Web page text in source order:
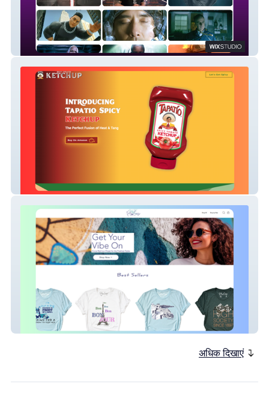
Creator | Director Portfolio
E-Commerce | Food Retail
E-Commerce | Apparel | Print on Demand
अधिक दिखाएं